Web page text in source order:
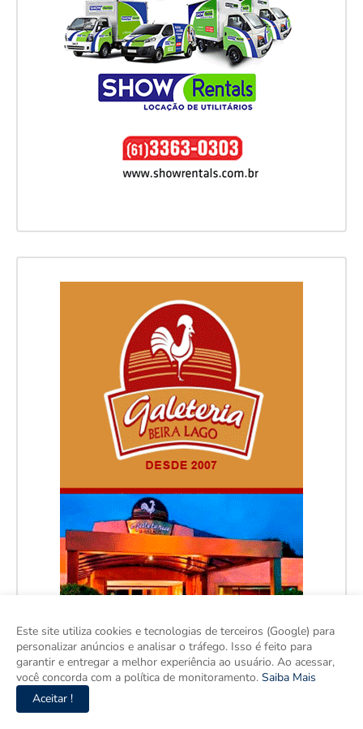
Este site utiliza cookies e tecnologias de terceiros (Google) para
personalizar anúncios e analisar o tráfego. Isso é feito para
garantir e entregar a melhor experiência ao usuário. Ao acessar,
você concorda com a política de monitoramento. Saiba Mais
Aceitar !